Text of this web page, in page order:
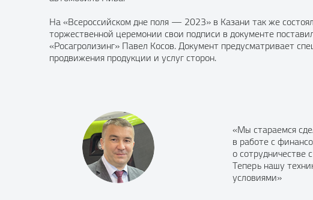
На «Всероссийском дне поля — 2023» в Казани так же
торжественной церемонии свои подписи в документе
«Росагролизинг» Павел Косов. Документ предусматривает
продвижения продукции и услуг сторон.
«Мы стараемся
в работе с
о сотрудничестве
Теперь нашу
условиями»